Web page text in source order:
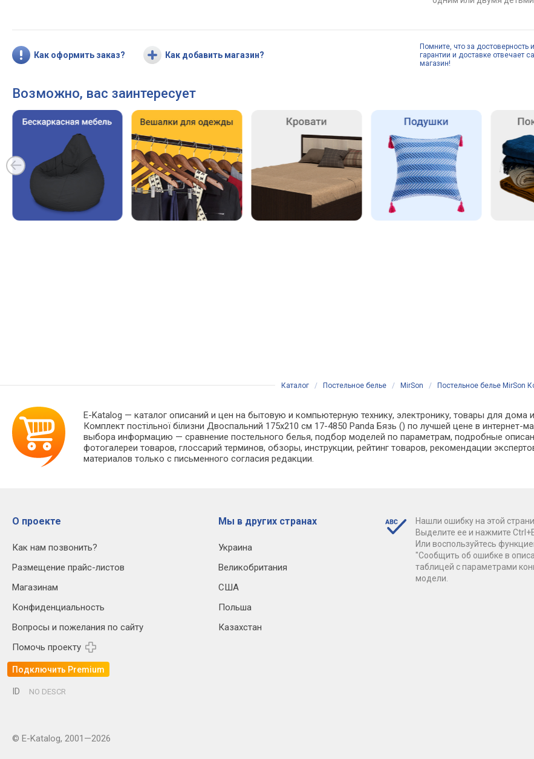
Как оформить заказ? Как добавить магазин?
Помните, что за достоверность
гарантии и доставке отвечает
магазин!
Возможно, вас заинтересует
Каталог / Постельное белье / MirSon / Постельное белье MirSon
E-Katalog — каталог описаний и цен на бытовую и компьютерную технику, электронику, товары для дома
Комплект постільної білизни Двоспальний 175х210 см 17-4850 Panda Бязь () по лучшей цене в
выбора информацию — сравнение постельного белья, подбор моделей по параметрам, подробные
фотогалереи товаров, глоссарий терминов, обзоры, инструкции, рейтинг товаров, рекомендации
материалов только с письменного согласия редакции.
О проекте
Как нам позвонить?
Размещение прайс-листов
Магазинам
Конфиденциальность
Вопросы и пожелания по сайту
Помочь проекту
Подключить Premium
Мы в других странах
Украина
Великобритания
США
Польша
Казахстан
Нашли ошибку на этой
Выделите ее и нажмите
Или воспользуйтесь
"Сообщить об ошибке в
таблицей с параметрами
модели.
ID NO DESCR
© E-Katalog, 2001—2026